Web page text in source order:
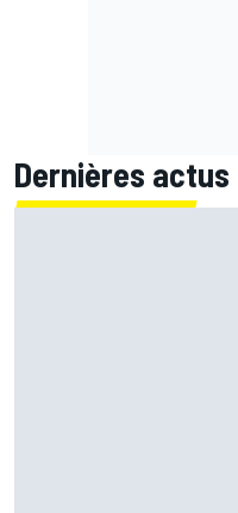
Dernières actus